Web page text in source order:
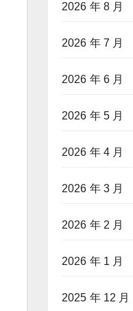
2026 年 8 月
2026 年 7 月
2026 年 6 月
2026 年 5 月
2026 年 4 月
2026 年 3 月
2026 年 2 月
2026 年 1 月
2025 年 12 月